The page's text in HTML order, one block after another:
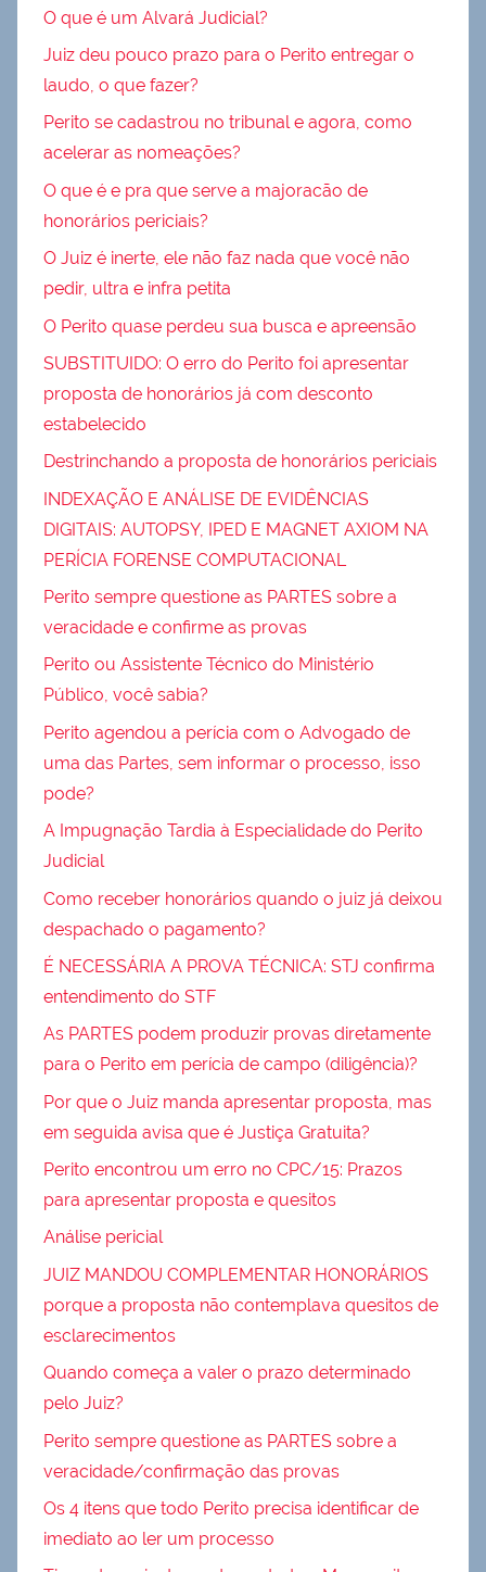
O que é um Alvará Judicial?
Juiz deu pouco prazo para o Perito entregar o
laudo, o que fazer?
Perito se cadastrou no tribunal e agora, como
acelerar as nomeações?
O que é e pra que serve a majoracão de
honorários periciais?
O Juiz é inerte, ele não faz nada que você não
pedir, ultra e infra petita
O Perito quase perdeu sua busca e apreensão
SUBSTITUIDO: O erro do Perito foi apresentar
proposta de honorários já com desconto
estabelecido
Destrinchando a proposta de honorários periciais
INDEXAÇÃO E ANÁLISE DE EVIDÊNCIAS
DIGITAIS: AUTOPSY, IPED E MAGNET AXIOM NA
PERÍCIA FORENSE COMPUTACIONAL
Perito sempre questione as PARTES sobre a
veracidade e confirme as provas
Perito ou Assistente Técnico do Ministério
Público, você sabia?
Perito agendou a perícia com o Advogado de
uma das Partes, sem informar o processo, isso
pode?
A Impugnação Tardia à Especialidade do Perito
Judicial
Como receber honorários quando o juiz já deixou
despachado o pagamento?
É NECESSÁRIA A PROVA TÉCNICA: STJ confirma
entendimento do STF
As PARTES podem produzir provas diretamente
para o Perito em perícia de campo (diligência)?
Por que o Juiz manda apresentar proposta, mas
em seguida avisa que é Justiça Gratuita?
Perito encontrou um erro no CPC/15: Prazos
para apresentar proposta e quesitos
Análise pericial
JUIZ MANDOU COMPLEMENTAR HONORÁRIOS
porque a proposta não contemplava quesitos de
esclarecimentos
Quando começa a valer o prazo determinado
pelo Juiz?
Perito sempre questione as PARTES sobre a
veracidade/confirmação das provas
Os 4 itens que todo Perito precisa identificar de
imediato ao ler um processo